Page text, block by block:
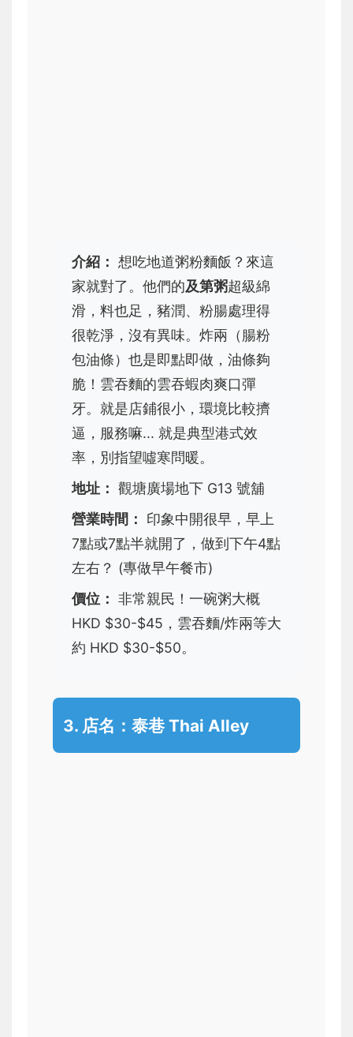
介紹： 想吃地道粥粉麵飯？來這
家就對了。他們的及第粥超級綿
滑，料也足，豬潤、粉腸處理得
很乾淨，沒有異味。炸兩（腸粉
包油條）也是即點即做，油條夠
脆！雲吞麵的雲吞蝦肉爽口彈
牙。就是店鋪很小，環境比較擠
逼，服務嘛... 就是典型港式效
率，別指望噓寒問暖。
地址： 觀塘廣場地下 G13 號舖
營業時間：
印象中開很早，早上
7點或7點半就開了，做到下午4點
左右？ (專做早午餐市)
價位： 非常親民！一碗粥大概
HKD $30-$45，雲吞麵/炸兩等大
約 HKD $30-$50。
3. 店名： 泰巷 Thai Alley